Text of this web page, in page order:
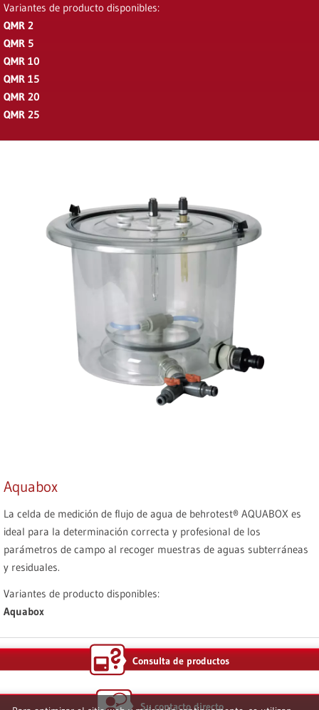
Variantes de producto disponibles:
QMR 2
QMR 5
QMR 10
QMR 15
QMR 20
QMR 25
Aquabox
La celda de medición de flujo de agua de behrotest® AQUABOX es
ideal para la determinación correcta y profesional de los
parámetros de campo al recoger muestras de aguas subterráneas
y residuales.
Variantes de producto disponibles:
Aquabox
Consulta de productos
Su contacto directo